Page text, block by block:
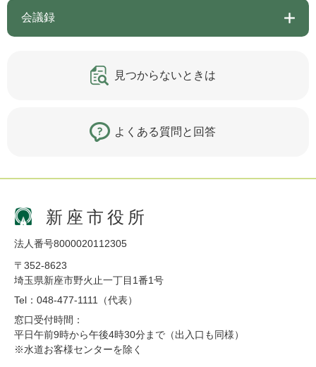
会議録
見つからないときは
よくある質問と回答
新座市役所
法人番号8000020112305
〒352-8623
埼玉県新座市野火止一丁目1番1号
Tel：048-477-1111（代表）
窓口受付時間：
平日午前9時から午後4時30分まで（出入口も同様）
※水道お客様センターを除く